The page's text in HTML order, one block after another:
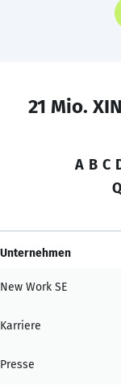
21 Mio.
A B C
Q
Unternehmen
New Work SE
Karriere
Presse